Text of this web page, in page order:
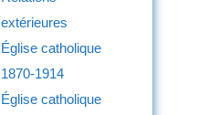
extérieures
Église catholique
1870-1914
Église catholique